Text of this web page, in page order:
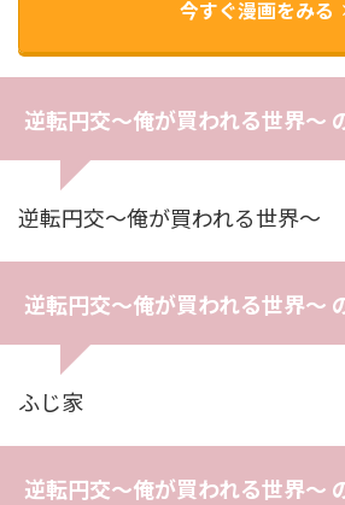
今すぐ漫画をみる
逆転円交〜俺が買われる世界〜
逆転円交〜俺が買われる世界〜
逆転円交〜俺が買われる世界〜
ふじ家
逆転円交〜俺が買われる世界〜